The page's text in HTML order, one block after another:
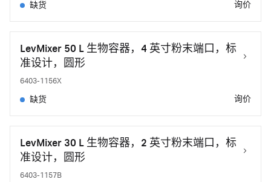
缺货 询价
LevMixer 50 L 生物容器，4 英寸粉末端口，标
准设计，圆形
6403-1156X
缺货 询价
LevMixer 30 L 生物容器，2 英寸粉末端口，标
准设计，圆形
6403-1157B